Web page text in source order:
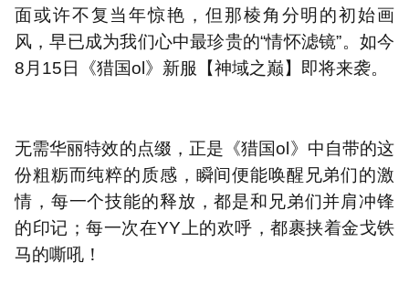
面或许不复当年惊艳，但那棱角分明的初始画
风，早已成为我们心中最珍贵的“情怀滤镜”。如今
8月15日《猎国ol》新服【神域之巅】即将来袭。
无需华丽特效的点缀，正是《猎国ol》中自带的这
份粗粝而纯粹的质感，瞬间便能唤醒兄弟们的激
情，每一个技能的释放，都是和兄弟们并肩冲锋
的印记；每一次在YY上的欢呼，都裹挟着金戈铁
马的嘶吼！